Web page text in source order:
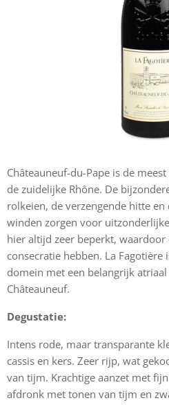
Châteauneuf-du-Pape is de
de zuidelijke Rhône. De
rolkeien, de verzengende hitte
winden zorgen voor
hier altijd zeer beperkt,
consecratie hebben. La
domein met een belangrijk
Châteauneuf.
Degustatie:
Intens rode, maar transparante
cassis en kers. Zeer rijp, wat
van tijm. Krachtige aanzet met
afdronk met tonen van tijm en